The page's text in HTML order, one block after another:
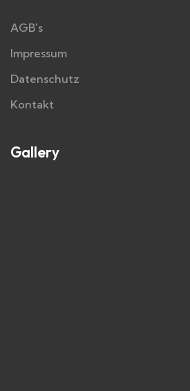
AGB's
Impressum
Datenschutz
Kontakt
Gallery